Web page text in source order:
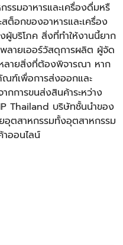
รรมอาหารและเครื่องดื่มหรื
สต็อกของอาหารและเครื่อง
ผู้บริโภค สิ่งที่ทำให้งานนี้ยาก
ลายเออร์วัสดุการผลิต ผู้จัด
ลายสิ่งที่ต้องพิจารณา หาก
ณฑ์เพื่อการส่งออกและ
ากการขนส่งสินค้าระหว่าง
Thailand บริษัทชั้นนำของ
ตสาหกรรมทั้งอุตสาหกรรม
ออนไลน์